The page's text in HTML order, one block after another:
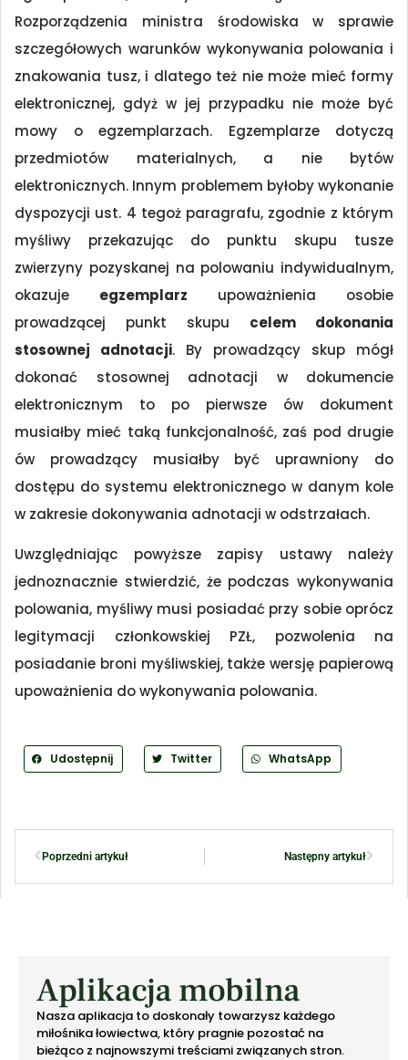
Rozporządzenia ministra środowiska w sprawie
szczegółowych warunków wykonywania polowania i
znakowania tusz, i dlatego też nie może mieć formy
elektronicznej, gdyż w jej przypadku nie może być
mowy o egzemplarzach. Egzemplarze dotyczą
przedmiotów materialnych, a nie bytów
elektronicznych. Innym problemem byłoby wykonanie
dyspozycji ust. 4 tegoż paragrafu, zgodnie z którym
myśliwy przekazując do punktu skupu tusze
zwierzyny pozyskanej na polowaniu indywidualnym,
okazuje egzemplarz upoważnienia osobie
prowadzącej punkt skupu celem dokonania
stosownej adnotacji. By prowadzący skup mógł
dokonać stosownej adnotacji w dokumencie
elektronicznym to po pierwsze ów dokument
musiałby mieć taką funkcjonalność, zaś pod drugie
ów prowadzący musiałby być uprawniony do
dostępu do systemu elektronicznego w danym kole
w zakresie dokonywania adnotacji w odstrzałach.
Uwzględniając powyższe zapisy ustawy należy
jednoznacznie stwierdzić, że podczas wykonywania
polowania, myśliwy musi posiadać przy sobie oprócz
legitymacji członkowskiej PZŁ, pozwolenia na
posiadanie broni myśliwskiej, także wersję papierową
upoważnienia do wykonywania polowania.
Udostępnij Twitter WhatsApp
Poprzedni artykuł Następny artykuł
Aplikacja mobilna
Nasza aplikacja to doskonały towarzysz każdego
miłośnika łowiectwa, który pragnie pozostać na
bieżąco z najnowszymi treściami związanych stron.